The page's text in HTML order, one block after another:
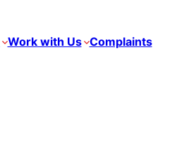
Work with Us Complaints